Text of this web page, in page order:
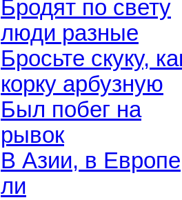
Бродят по свету
люди разные
Бросьте скуку,
корку арбузную
Был побег на
рывок
В Азии, в Европе
ли